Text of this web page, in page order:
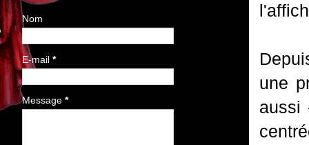
une
aussi
Nom
E-mail *
Message *